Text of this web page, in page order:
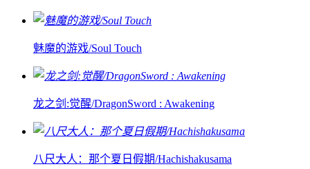
魅魔的游戏/Soul Touch
龙之剑:觉醒/DragonSword : Awakening
八尺大人：那个夏日假期/Hachishakusama